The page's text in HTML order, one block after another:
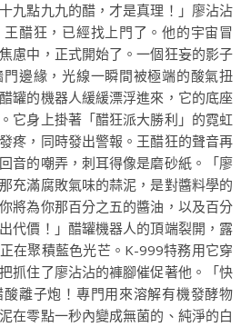
九點九九的醋，才是真理！」廖沾沾
醋狂，已經找上門了。他的宇宙冒
慮中，正式開始了。一個狂妄的影子
邊緣，光線一瞬間被極端的酸氣扭
罐的機器人緩緩漂浮進來，它的底座
它身上掛著「醋狂派大勝利」的霓虹
疼，同時發出警報。王醋狂的聲音再
音的嘲弄，刺耳得像是磨砂紙。「廖
充滿腐敗氣味的蒜泥，是對醬料學的
將為你那百分之五的醬油，以及百分
代價！」醋罐機器人的頂端裂開，露
在聚積藍色光芒。K-999特務用它穿
抓住了廖沾沾的褲腳催促著他。「快
離子炮！專門用來溶解有機發酵物
在零點一秒內變成無菌的、純淨的白